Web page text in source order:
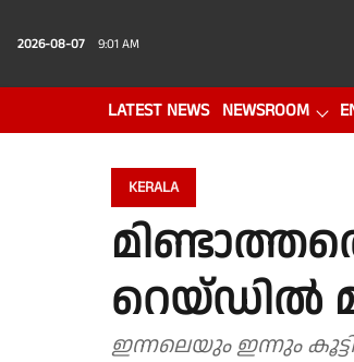
2026-08-07 9:01 AM
LATEST NEWS NEWSROOM
KERALA
റെയ്ഡിൽ
ഇന്നലെയും ഇന്നും